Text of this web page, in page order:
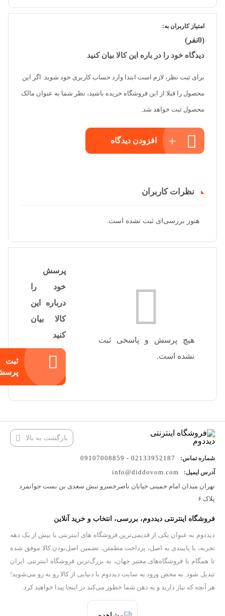
امتیاز کاربران به:
(0نفر)
دیدگاه خود را در باره این کالا بیان کنید
برای ثبت نظر، لازم است ابتدا وارد حساب کاربری خود شوید. اگر این
محصول را قبلا از این فروشگاه خریده باشید، نظر شما به عنوان مالک
محصول ثبت خواهد شد.
افزودن دیدگاه
نظرات کاربران
هنوز بررسی‌ای ثبت نشده است.
هیچ پرسش و پاسخی ثبت
نشده است.
پرسش
خود را
درباره این
کالا بیان
کنید
ثبت
بازگشت به بالا
شماره تماس: 02133952187 - 09107008859
آدرس ایمیل:
info@diddovom.com
تهران میدان امام خمینی خیابان ناصرخسرو نبش سعدی بن بست جوانمرد
پلاک ۶
فروشگاه اینترنتی دیددوم، بررسی، انتخاب و خرید آنلاین
دیددوم به عنوان یکی از قدیمی‌ترین فروشگاه های اینترنتی با بیش از یک دهه
تجربه، با پایبندی به اصل، پرداخت مطمئن، تضمین اصل‌بودن کالا موفق شده
تا همگام با فروشگاه‌های معتبر جهان، به بزرگ‌ترین فروشگاه اینترنتی ایران
تبدیل شود. به محض ورود به سایت دیددوم با دنیایی از کالا رو به رو می‌شوید!
هر آنچه که نیاز دارید و به ذهن شما خطور می‌کند در اینجا پیدا خواهید کرد.